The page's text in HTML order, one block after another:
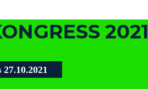
2021
27.10.2021